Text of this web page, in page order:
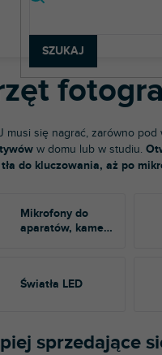
SZUKAJ
fotograficzny i wideo
musi się nagrać, zarówno
w domu lub w studiu.
do kluczowania, aż po
Mikrofony do
aparatów, kamer i
Światła LED
sprzedające